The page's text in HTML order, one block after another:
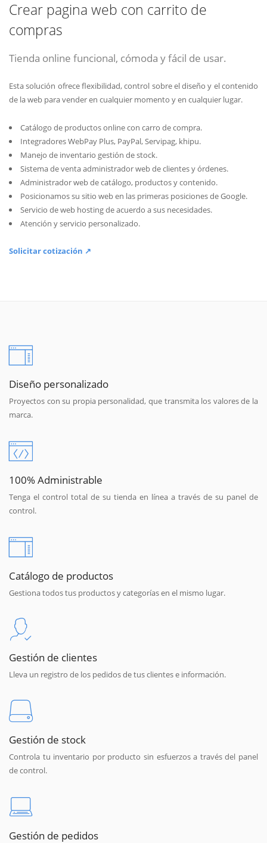
Crear pagina web con carrito de
compras
Tienda online funcional, cómoda y fácil de usar.
Esta solución ofrece flexibilidad, control sobre el diseño y el contenido
de la web para vender en cualquier momento y en cualquier lugar.
Catálogo de productos online con carro de compra.
Integradores WebPay Plus, PayPal, Servipag, khipu.
Manejo de inventario gestión de stock.
Sistema de venta administrador web de clientes y órdenes.
Administrador web de catálogo, productos y contenido.
Posicionamos su sitio web en las primeras posiciones de Google.
Servicio de web hosting de acuerdo a sus necesidades.
Atención y servicio personalizado.
Solicitar cotización ↗
Diseño personalizado
Proyectos con su propia personalidad, que transmita los valores de la
marca.
100% Administrable
Tenga el control total de su tienda en línea a través de su panel de
control.
Catálogo de productos
Gestiona todos tus productos y categorías en el mismo lugar.
Gestión de clientes
Lleva un registro de los pedidos de tus clientes e información.
Gestión de stock
Controla tu inventario por producto sin esfuerzos a través del panel
de control.
Gestión de pedidos